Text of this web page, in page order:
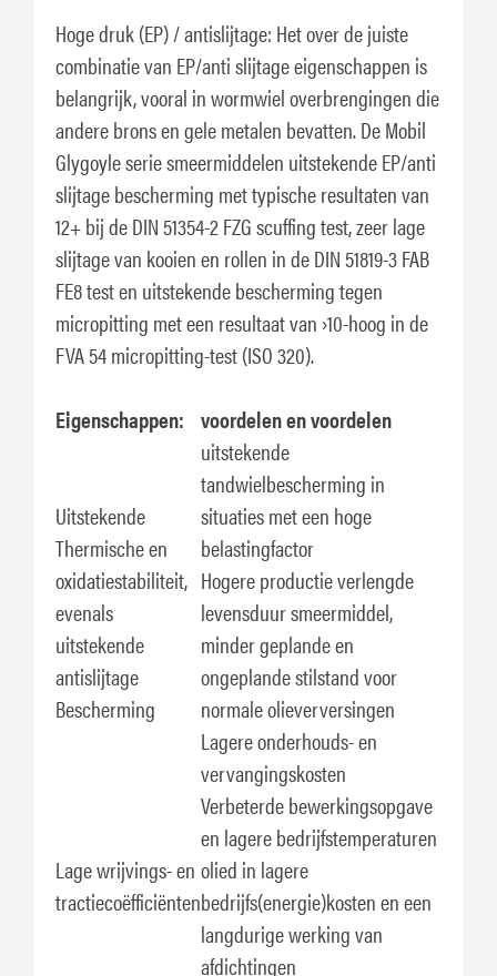
Hoge druk (EP) / antislijtage: Het over de juiste
combinatie van EP/anti slijtage eigenschappen is
belangrijk, vooral in wormwiel overbrengingen die
andere brons en gele metalen bevatten. De Mobil
Glygoyle serie smeermiddelen uitstekende EP/anti
slijtage bescherming met typische resultaten van
12+ bij de DIN 51354-2 FZG scuffing test, zeer lage
slijtage van kooien en rollen in de DIN 51819-3 FAB
FE8 test en uitstekende bescherming tegen
micropitting met een resultaat van ›10-hoog in de
FVA 54 micropitting-test (ISO 320).
Eigenschappen: voordelen en voordelen
Uitstekende
Thermische en
oxidatiestabiliteit,
evenals
uitstekende
antislijtage
Bescherming
uitstekende
tandwielbescherming in
situaties met een hoge
belastingfactor
Hogere productie verlengde
levensduur smeermiddel,
minder geplande en
ongeplande stilstand voor
normale olieverversingen
Lagere onderhouds- en
vervangingskosten
Lage wrijvings- en
tractiecoëfficiënten
Verbeterde bewerkingsopgave
en lagere bedrijfstemperaturen
olied in lagere
bedrijfs(energie)kosten en een
langdurige werking van
afdichtingen